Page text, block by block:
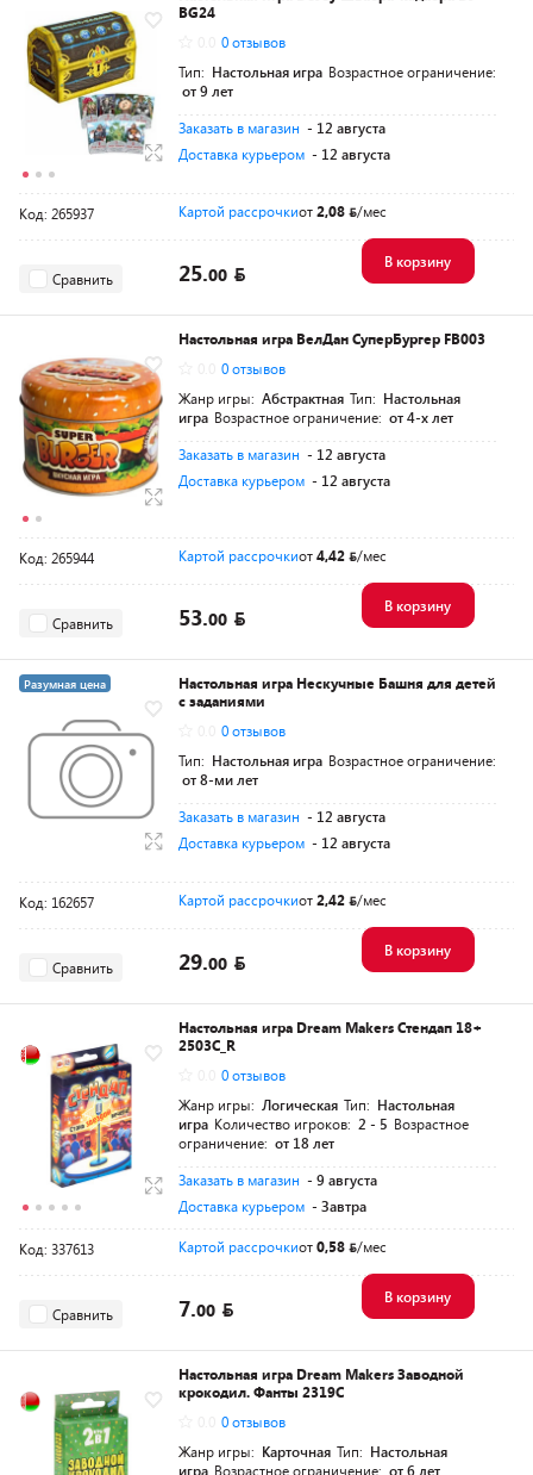
BG24
0 отзывов
Тип: Настольная игра Возрастное ограничение:
от 9 лет
Заказать в магазин - 12 августа
Доставка курьером - 12 августа
Код: 265937 Картой рассрочкиот2,08 /мес
Сравнить 25.00
В корзину
Настольная игра ВелДан СуперБургер FB003
0 отзывов
Жанр игры: Абстрактная Тип: Настольная
игра Возрастное ограничение: от 4-х лет
Заказать в магазин - 12 августа
Доставка курьером - 12 августа
Код: 265944 Картой рассрочкиот4,42 /мес
Сравнить 53.00
В корзину
Разумная цена
Настольная игра Нескучные Башня для детей
с заданиями
0 отзывов
Тип: Настольная игра Возрастное ограничение:
от 8-ми лет
Заказать в магазин - 12 августа
Доставка курьером - 12 августа
Код: 162657 Картой рассрочкиот2,42 /мес
Сравнить 29.00
В корзину
Настольная игра Dream Makers Стендап 18+
2503C_R
0 отзывов
Жанр игры: Логическая Тип: Настольная
игра Количество игроков: 2 - 5 Возрастное
ограничение: от 18 лет
Заказать в магазин - 9 августа
Доставка курьером - Завтра
Код: 337613 Картой рассрочкиот0,58 /мес
Сравнить 7.00
В корзину
Настольная игра Dream Makers Заводной
крокодил. Фанты 2319C
0 отзывов
Жанр игры: Карточная Тип: Настольная
игра Возрастное ограничение: от 6 лет